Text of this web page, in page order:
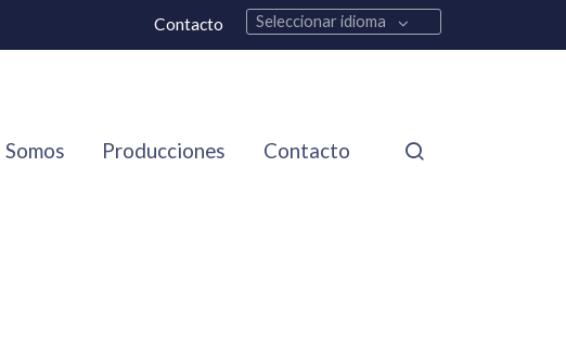
Contacto Seleccionar idioma
Producciones Contacto